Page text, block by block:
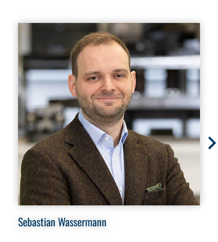
Sebastian Wassermann